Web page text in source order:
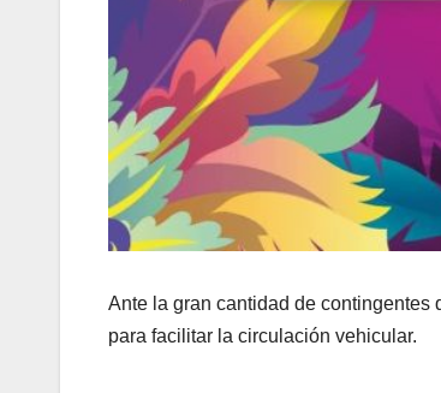
Ante la gran cantidad de contingentes
para facilitar la circulación vehicular.